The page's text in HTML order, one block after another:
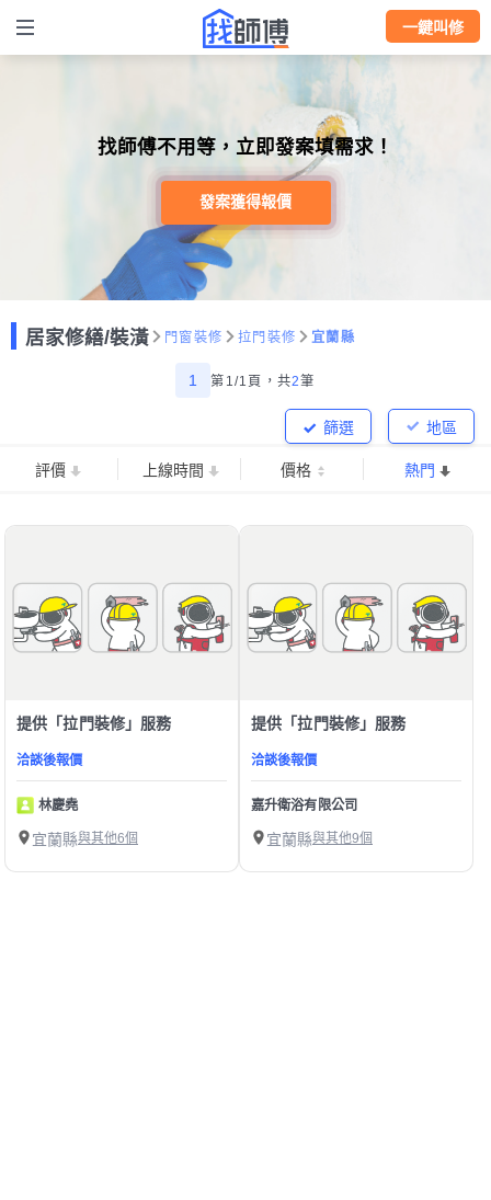
一鍵叫修
找師傅不用等，立即發案填需求！
發案獲得報價
居家修繕/裝潢 門窗裝修 拉門裝修 宜蘭縣
1 第1/1頁， 共2筆
地區
篩選
評價 上線時間 價格 熱門
提供「拉門裝修」服務
洽談後報價
林慶堯
宜蘭縣與其他6個
提供「拉門裝修」服務
洽談後報價
嘉升衛浴有限公司
宜蘭縣與其他9個